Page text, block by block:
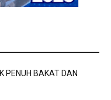
PENUH BAKAT DAN